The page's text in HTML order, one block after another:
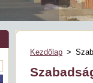
Kezdőlap >